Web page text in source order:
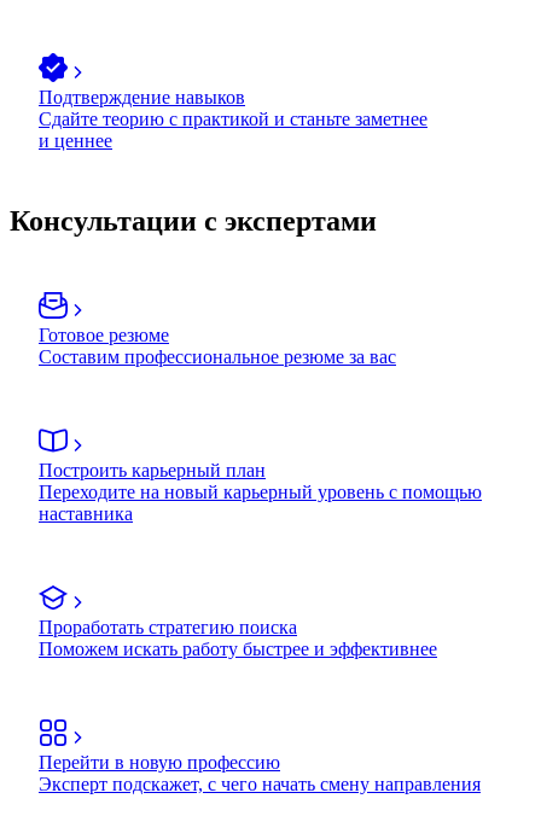
Подтверждение навыков
Сдайте теорию с практикой и станьте заметнее
и ценнее
Консультации с экспертами
Готовое резюме
Составим профессиональное резюме за вас
Построить карьерный план
Переходите на новый карьерный уровень с помощью
наставника
Проработать стратегию поиска
Поможем искать работу быстрее и эффективнее
Перейти в новую профессию
Эксперт подскажет, с чего начать смену направления